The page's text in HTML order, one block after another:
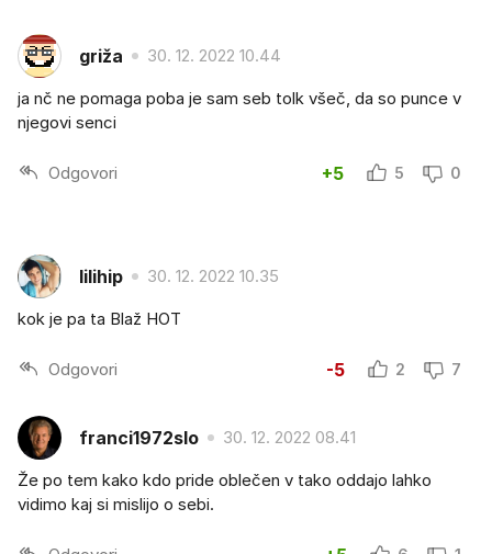
griža 30. 12. 2022 10.44
ja nč ne pomaga poba je sam seb tolk všeč, da so punce v
njegovi senci
Odgovori +5 5 0
lilihip 30. 12. 2022 10.35
kok je pa ta Blaž HOT
Odgovori -5 2 7
franci1972slo 30. 12. 2022 08.41
Že po tem kako kdo pride oblečen v tako oddajo lahko
vidimo kaj si mislijo o sebi.